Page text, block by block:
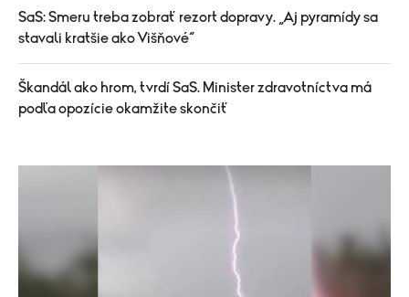
SaS: Smeru treba zobrať rezort dopravy. „Aj pyramídy sa
stavali kratšie ako Višňové“
Škandál ako hrom, tvrdí SaS. Minister zdravotníctva má
podľa opozície okamžite skončiť